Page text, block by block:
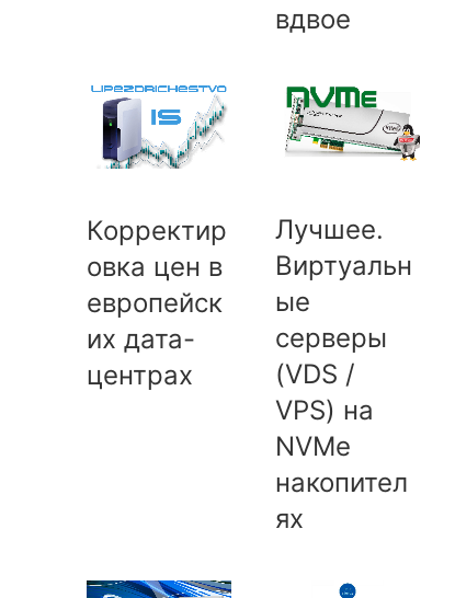
вдвое
Корректир
овка цен в
европейск
их дата-
центрах
Лучшее.
Виртуальн
ые
серверы
(VDS /
VPS) на
NVMe
накопител
ях